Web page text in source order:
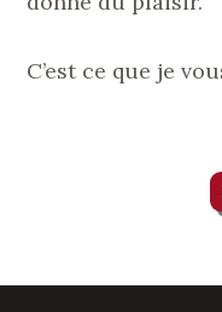
C’est ce que je